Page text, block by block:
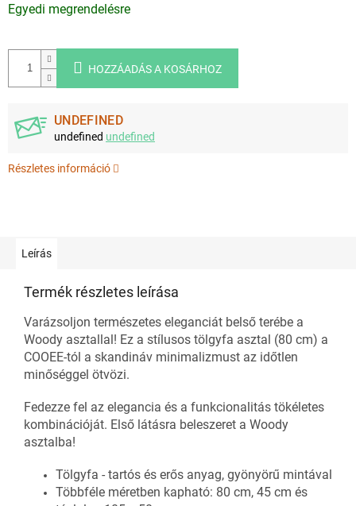
Egyedi megrendelésre
HOZZÁADÁS A KOSÁRHOZ
UNDEFINED
undefined undefined
Részletes információ
Leírás
Termék részletes leírása
Varázsoljon természetes eleganciát belső terébe a
Woody asztallal! Ez a stílusos tölgyfa asztal (80 cm) a
COOEE-tól a skandináv minimalizmust az időtlen
minőséggel ötvözi.
Fedezze fel az elegancia és a funkcionalitás tökéletes
kombinációját. Első látásra beleszeret a Woody
asztalba!
Tölgyfa - tartós és erős anyag, gyönyörű mintával
Többféle méretben kapható: 80 cm, 45 cm és